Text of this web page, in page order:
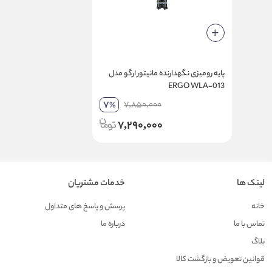
پایه رومیزی نگهدارنده مانیتور ارگو مدل
ERGO WLA-013
7,850,000
7%
7,290,000
لینک ها
خانه
تماس با ما
بلاگ
قوانین تعویض و بازگشت کالا
خدمات مشتریان
پرسش و پاسخ های متداول
درباره ما